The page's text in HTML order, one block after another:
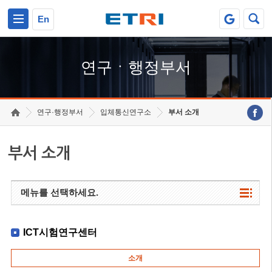
En
연구ㆍ행정부서
연구·행정부서 입체통신연구소 부서 소개
부서 소개
메뉴를 선택하세요.
ICT시험연구센터
소개